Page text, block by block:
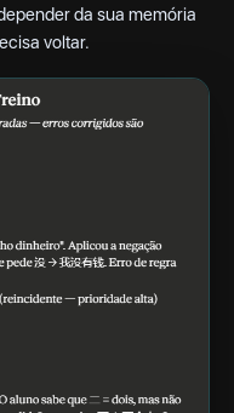
da sua memória
voltar.